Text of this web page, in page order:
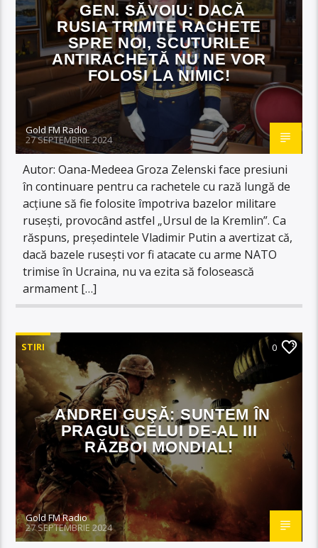
GEN. SĂVOIU: DACĂ
RUSIA TRIMITE RACHETE
SPRE NOI, SCUTURILE
ANTIRACHETĂ NU NE VOR
FOLOSI LA NIMIC!
Gold FM Radio
27 SEPTEMBRIE 2024
Autor: Oana-Medeea Groza Zelenski face presiuni
în continuare pentru ca rachetele cu rază lungă de
acțiune să fie folosite împotriva bazelor militare
rusești, provocând astfel „Ursul de la Kremlin”. Ca
răspuns, președintele Vladimir Putin a avertizat că,
dacă bazele rusești vor fi atacate cu arme NATO
trimise în Ucraina, nu va ezita să folosească
armament […]
STIRI 0
ANDREI GUŞĂ: SUNTEM ÎN
PRAGUL CELUI DE-AL III
RĂZBOI MONDIAL!
Gold FM Radio
27 SEPTEMBRIE 2024